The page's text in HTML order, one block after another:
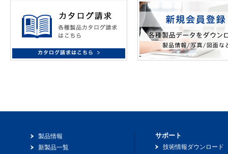
製品情報
新製品一覧
サポート
技術情報ダウンロード